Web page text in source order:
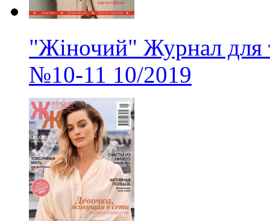
"Жіночий" Журнал для
№10-11 10/2019